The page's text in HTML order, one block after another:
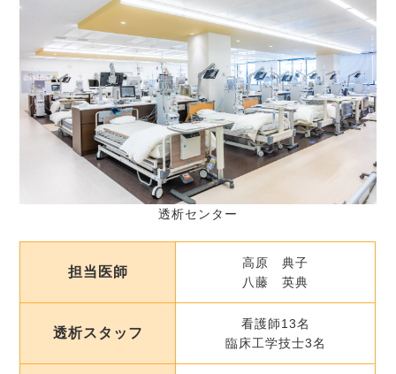
担当医師
高原 典子
八藤 英典
透析スタッフ
看護師13名
臨床工学技士3名
透析センター